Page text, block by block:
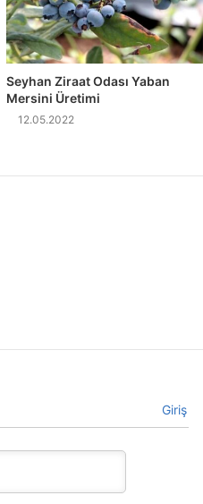
Seyhan Ziraat Odası Yaban
Mersini Üretimi
12.05.2022
Giriş